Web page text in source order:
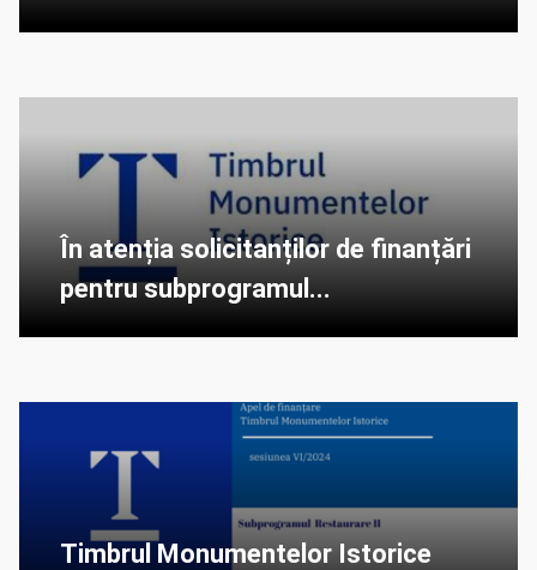
În atenția solicitanților de finanțări
pentru subprogramul...
Timbrul Monumentelor Istorice